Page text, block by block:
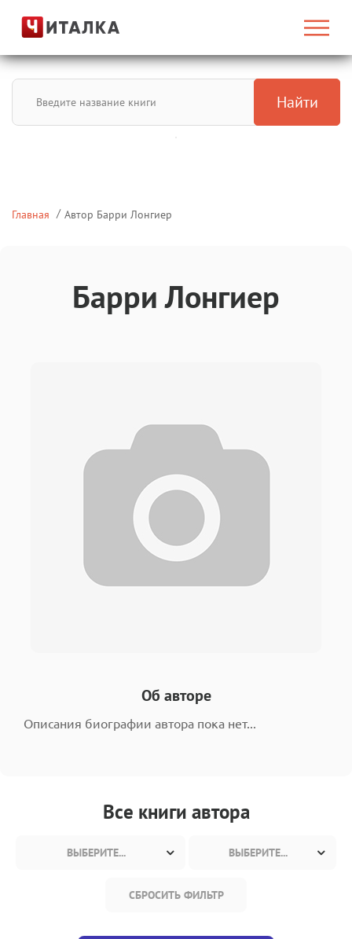
Найти
Главная Автор Барри Лонгиер
Барри Лонгиер
Об авторе
Описания биографии автора пока нет...
Все книги автора
ВЫБЕРИТЕ... ВЫБЕРИТЕ...
СБРОСИТЬ ФИЛЬТР